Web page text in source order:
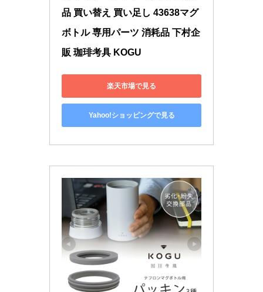
品 買い替え 買い足し 43638マグ
ボトル 専用パーツ 消耗品 下村企
販 珈琲考具 KOGU
楽天市場で見る
Yahoo!ショッピングで見る